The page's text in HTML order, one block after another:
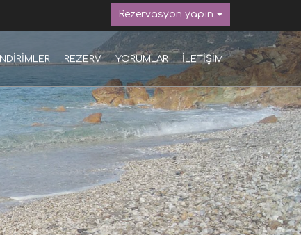
Rezervasyon yapın
İNDİRİMLER REZERV YORUMLAR İLETİŞİM